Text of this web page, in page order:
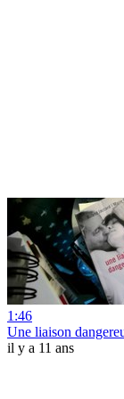
1:46
Une liaison
il y a 11 ans